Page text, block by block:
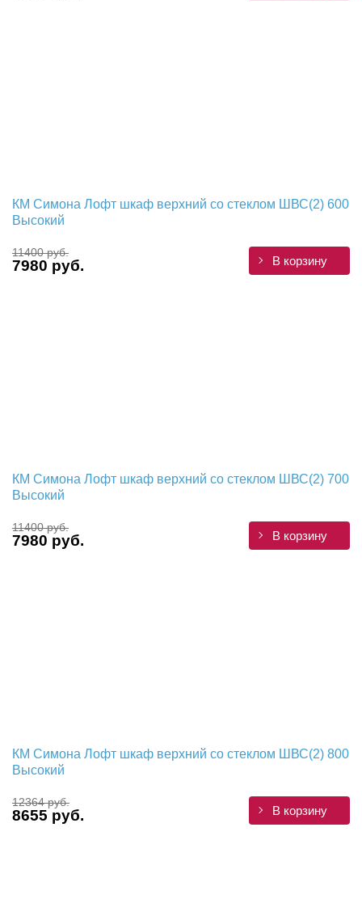
КМ Симона Лофт шкаф верхний со стеклом ШВС(2) 600
Высокий
11400 руб.
7980 руб. В корзину
КМ Симона Лофт шкаф верхний со стеклом ШВС(2) 700
Высокий
11400 руб.
7980 руб. В корзину
КМ Симона Лофт шкаф верхний со стеклом ШВС(2) 800
Высокий
12364 руб.
8655 руб. В корзину